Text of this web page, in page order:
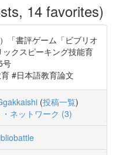
14 favorites)
「書評ゲーム「ビブリオ
クスピーキング技能育
号
#日本語教育論文
(投稿一覧)
・ネットワーク (3)